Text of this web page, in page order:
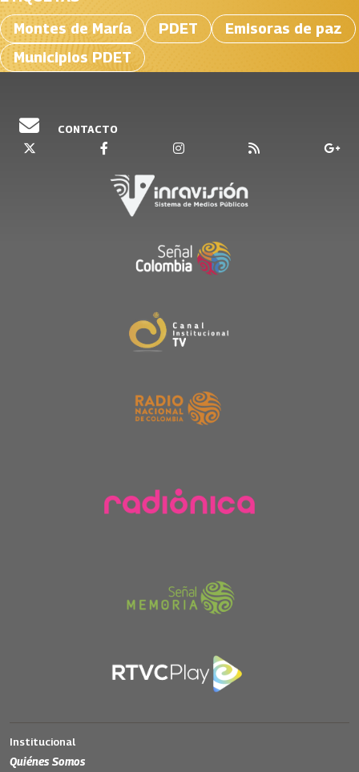
Montes de María
PDET
Emisoras de paz
Municipios PDET
CONTACTO
Institucional
Quiénes Somos